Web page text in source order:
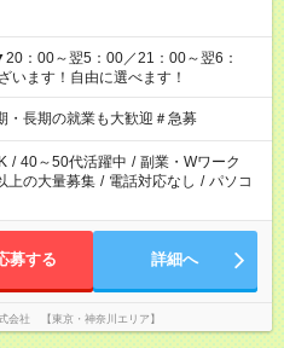
：00～翌5：00／21：00～翌6：
ございます！自由に選べます！
長期の就業も大歓迎＃急募
/ 40～50代活躍中 / 副業・Wワーク
上の大量募集 / 電話対応なし / パソコ
募する 詳細へ
会社 【東京・神奈川エリア】